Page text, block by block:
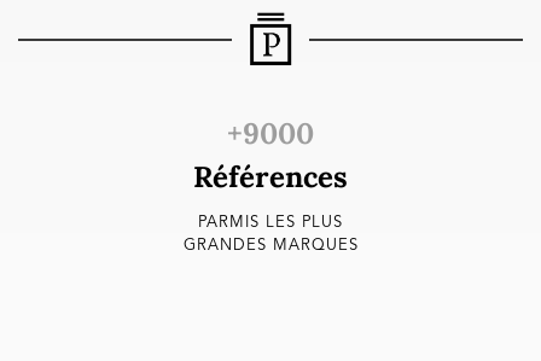
+9000
Références
PARMIS LES PLUS
GRANDES MARQUES